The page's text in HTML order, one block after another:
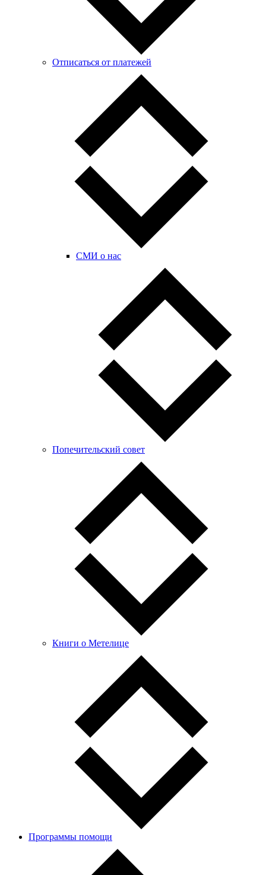
Отписаться от платежей
СМИ о нас
Попечительский совет
Книги о Метелице
Программы помощи